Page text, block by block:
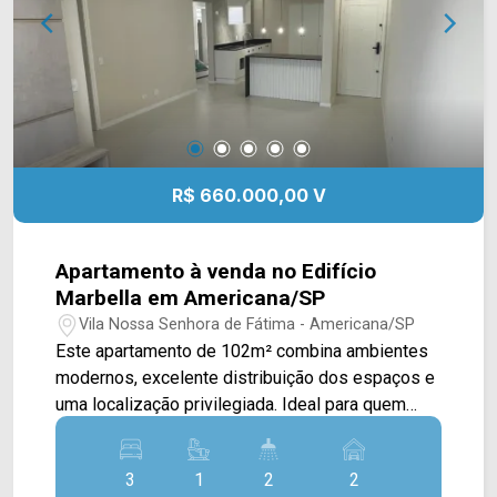
02 vagas de garagem, sendo 01 coberta.
Localizada no Jardim Nielsen Ville, em
Americana, a casa oferece fácil acesso aos
principais comércios, serviços e vias da cidade,
proporcionando mais praticidade para a rotina.
Entre em contato com a equipe da Arbix Imóveis
e agende sua visita. WhatsApp e telefone: (19)
R$ 660.000,00 V
Apartamento à venda no Edifício
Marbella em Americana/SP
Vila Nossa Senhora de Fátima - Americana/SP
Este apartamento de 102m² combina ambientes
modernos, excelente distribuição dos espaços e
uma localização privilegiada. Ideal para quem
busca conforto, praticidade e um imóvel pronto
para morar. A cozinha integrada às salas de estar
e jantar proporciona mais funcionalidade ao dia a
3 1 2 2